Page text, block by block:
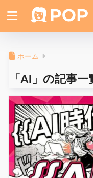
ホーム
「AI」の記事一